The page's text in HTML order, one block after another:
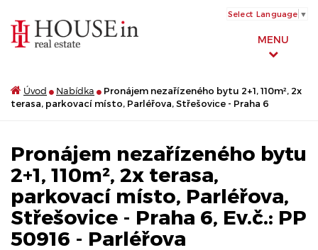
MENU
Select Language ▼
Úvod Nabídka
Pronájem nezařízeného bytu 2+1, 110m², 2x
terasa, parkovací místo, Parléřova, Střešovice - Praha 6
Pronájem nezařízeného bytu
2+1, 110m², 2x terasa,
parkovací místo, Parléřova,
Střešovice - Praha 6, Ev.č.: PP
50916 - Parléřova